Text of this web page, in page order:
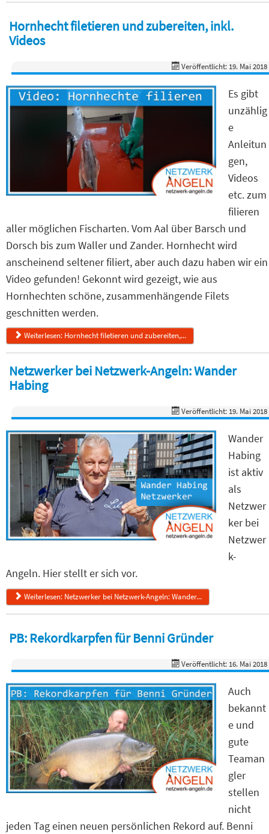
Hornhecht filetieren und zubereiten, inkl.
Videos
Veröffentlicht: 19. Mai 2018
Es gibt
unzählig
e
Anleitun
gen,
Videos
etc. zum
filieren
aller möglichen Fischarten. Vom Aal über Barsch und
Dorsch bis zum Waller und Zander. Hornhecht wird
anscheinend seltener filiert, aber auch dazu haben wir ein
Video gefunden! Gekonnt wird gezeigt, wie aus
Hornhechten schöne, zusammenhängende Filets
geschnitten werden.
Weiterlesen: Hornhecht filetieren und zubereiten,...
Netzwerker bei Netzwerk-Angeln: Wander
Habing
Veröffentlicht: 19. Mai 2018
Wander
Habing
ist aktiv
als
Netzwer
ker bei
Netzwer
k-
Angeln. Hier stellt er sich vor.
Weiterlesen: Netzwerker bei Netzwerk-Angeln: Wander...
PB: Rekordkarpfen für Benni Gründer
Veröffentlicht: 16. Mai 2018
Auch
bekannt
e und
gute
Teaman
gler
stellen
nicht
jeden Tag einen neuen persönlichen Rekord auf. Benni